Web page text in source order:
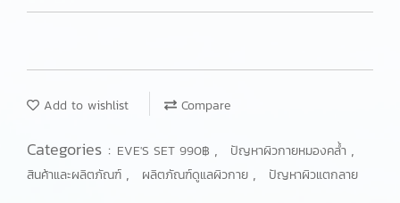
Add to wishlist Compare
Categories : EVE'S SET 990฿ , ปัญหาผิวกายหมองคล้ำ ,
สินค้าและผลิตภัณฑ์ , ผลิตภัณฑ์ดูแลผิวกาย , ปัญหาผิวแตกลาย